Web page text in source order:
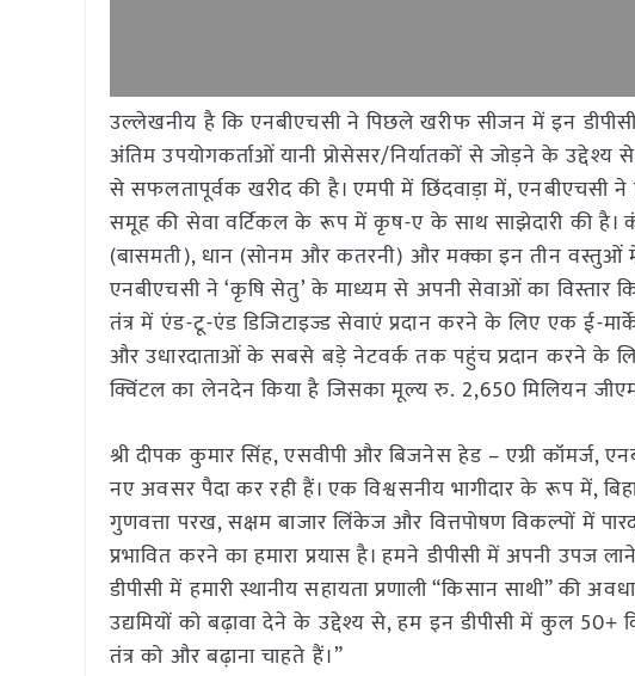
उल्लेखनीय है कि एनबीएचसी ने पिछले खरीफ सीजन में इन
अंतिम उपयोगकर्ताओं यानी प्रोसेसर/निर्यातकों से जोड़ने के
से सफलतापूर्वक खरीद की है। एमपी में छिंदवाड़ा में, एनबीएचसी
समूह की सेवा वर्टिकल के रूप में कृष-ए के साथ साझेदारी की
(बासमती), धान (सोनम और कतरनी) और मक्का इन तीन वस्तुओं
एनबीएचसी ने ‘कृषि सेतु’ के माध्यम से अपनी सेवाओं का विस्तार
तंत्र में एंड-टू-एंड डिजिटाइज्ड सेवाएं प्रदान करने के लिए एक ई-
और उधारदाताओं के सबसे बड़े नेटवर्क तक पहुंच प्रदान करने के
क्विंटल का लेनदेन किया है जिसका मूल्य रु. 2,650 मिलियन
श्री दीपक कुमार सिंह, एसवीपी और बिजनेस हेड – एग्री कॉमर्ज,
नए अवसर पैदा कर रही हैं। एक विश्वसनीय भागीदार के रूप में,
गुणवत्ता परख, सक्षम बाजार लिंकेज और वित्तपोषण विकल्पों में
प्रभावित करने का हमारा प्रयास है। हमने डीपीसी में अपनी उपज
डीपीसी में हमारी स्थानीय सहायता प्रणाली “किसान साथी” की
उद्यमियों को बढ़ावा देने के उद्देश्य से, हम इन डीपीसी में कुल 50+
तंत्र को और बढ़ाना चाहते हैं।”